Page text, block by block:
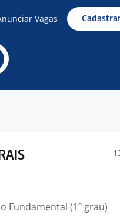
Vagas
Fundamental (1º grau)